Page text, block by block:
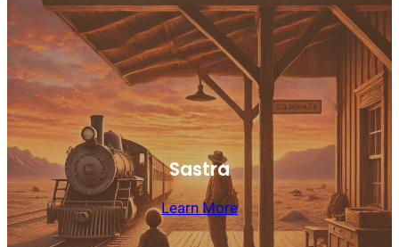
Sastra
Learn More